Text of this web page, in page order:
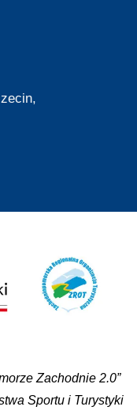
Zachodnie 2.0”
Sportu i Turystyki